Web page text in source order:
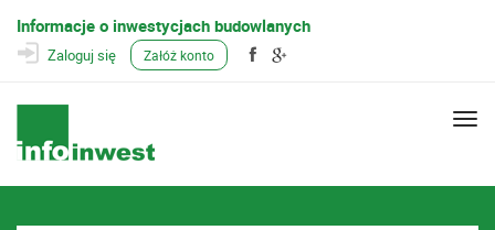
Informacje o inwestycjach budowlanych
Zaloguj się Załóż konto